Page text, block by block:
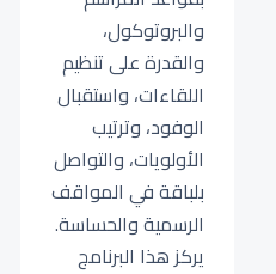
والبروتوكول،
والقدرة على تنظيم
اللقاءات، واستقبال
الوفود، وترتيب
الأولويات، والتواصل
بلباقة في المواقف
الرسمية والحساسة.
يركز هذا البرنامج